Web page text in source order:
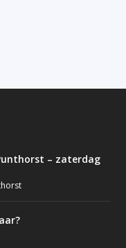
– zaterdag